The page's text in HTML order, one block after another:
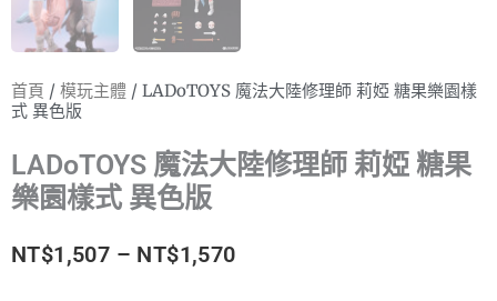
首頁 / 模玩主體 / LADoTOYS 魔法大陸修理師 莉婭 糖果樂園樣
式 異色版
LADoTOYS 魔法大陸修理師 莉婭 糖果
樂園樣式 異色版
NT$1,507 – NT$1,570價